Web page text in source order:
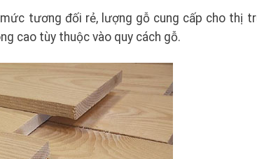
tương đối rẻ, lượng gỗ cung cấp cho thị
cao tùy thuộc vào quy cách gỗ.